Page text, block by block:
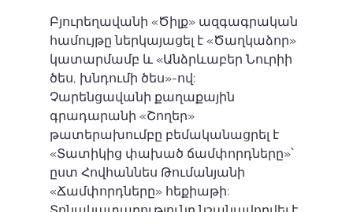
Բյուրեղավանի «Ծիլք» ազգագրական
համույթը ներկայացել է «Ծաղկաձոր»
կատարմամբ և «Անձրևաբեր Նուրիի
ծես, խնդումի ծես»-ով:
Չարենցավանի քաղաքային
գրադարանի «Շողեր»
թատերախումբը բեմականացրել է
«Տատիկից փախած ճամփորդները»՝
ըստ Հովհաննես Թումանյանի
«Ճամփորդները» հեքիաթի: